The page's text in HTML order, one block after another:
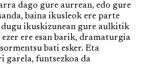
dago gure aurrean, edo gure
baina ikusleok ere parte
ikuskizunean gure aulkitik
ere esan barik, dramaturgia
bati esker. Eta
garela, funtsezkoa da